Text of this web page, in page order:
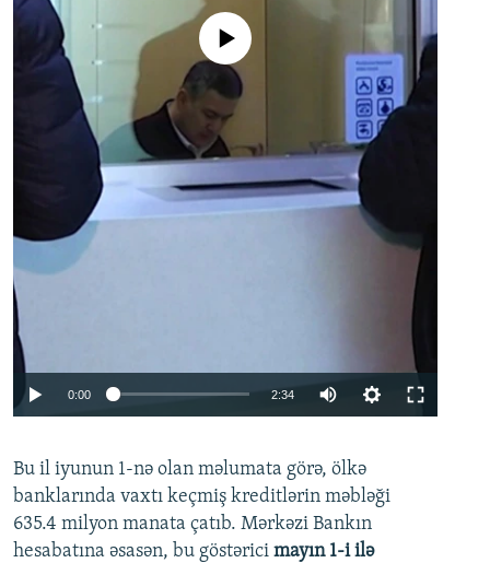
No media source currently available
0:00 2:34
360p
480p
720p
Bu il iyunun 1-nə olan məlumata görə, ölkə
banklarında vaxtı keçmiş kreditlərin məbləği
635.4 milyon manata çatıb. Mərkəzi Bankın
hesabatına əsasən, bu göstərici mayın 1-i ilə